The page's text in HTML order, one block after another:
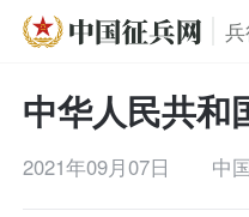
中华人民共和
2021年09月07日 中